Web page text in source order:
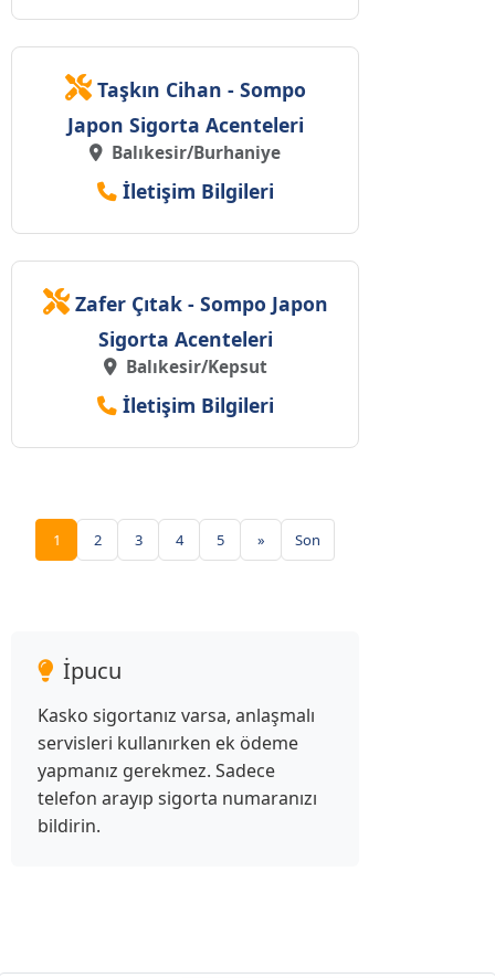
Taşkın Cihan - Sompo
Japon Sigorta Acenteleri
Balıkesir/Burhaniye
İletişim Bilgileri
Zafer Çıtak - Sompo Japon
Sigorta Acenteleri
Balıkesir/Kepsut
İletişim Bilgileri
1 2 3 4 5 » Son
İpucu
Kasko sigortanız varsa, anlaşmalı
servisleri kullanırken ek ödeme
yapmanız gerekmez. Sadece
telefon arayıp sigorta numaranızı
bildirin.